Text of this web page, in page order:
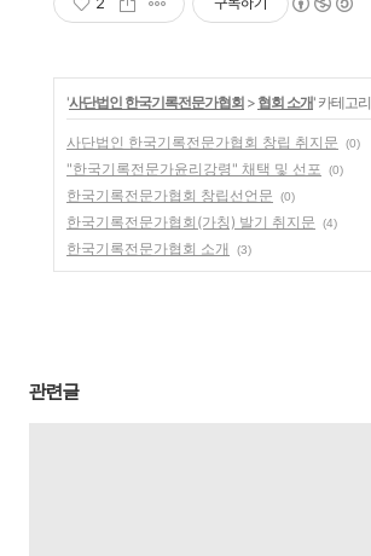
'사단법인 한국기록전문가협회 > 협회 소개' 카테고
사단법인 한국기록전문가협회 창립 취지문 (0)
"한국기록전문가윤리강령" 채택 및 선포 (0)
한국기록전문가협회 창립선언문 (0)
한국기록전문가협회(가칭) 발기 취지문 (4)
한국기록전문가협회 소개 (3)
관련글